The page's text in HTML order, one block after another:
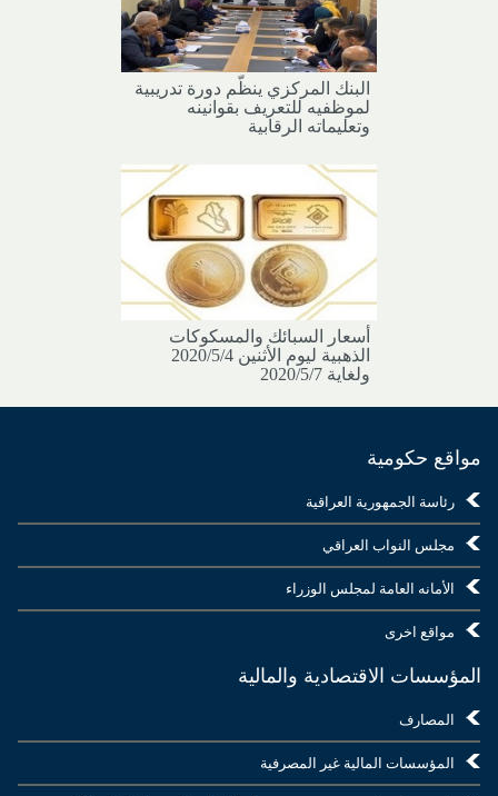
البنك المركزي ينظّم دورة تدريبية
لموظفيه للتعريف بقوانينه
وتعليماته الرقابية
أسعار السبائك والمسكوكات
الذهبية ليوم الأثنين 2020/5/4
ولغاية 2020/5/7
مواقع حكومية
رئاسة الجمهورية العراقية
مجلس النواب العراقي
الأمانه العامة لمجلس الوزراء
مواقع اخرى
المؤسسات الاقتصادية والمالية
المصارف
المؤسسات المالية غير المصرفية